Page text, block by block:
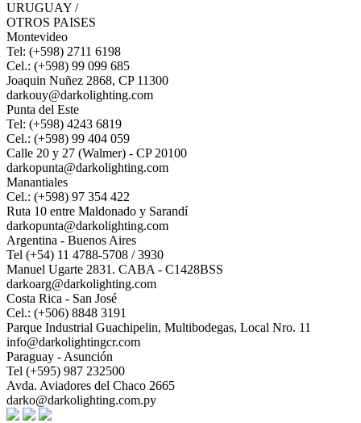
URUGUAY /
OTROS PAISES
Montevideo
Tel: (+598) 2711 6198
Cel.: (+598) 99 099 685
Joaquin Nuñez 2868, CP 11300
darkouy@darkolighting.com
Punta del Este
Tel: (+598) 4243 6819
Cel.: (+598) 99 404 059
Calle 20 y 27 (Walmer) - CP 20100
darkopunta@darkolighting.com
Manantiales
Cel.: (+598) 97 354 422
Ruta 10 entre Maldonado y Sarandí
darkopunta@darkolighting.com
Argentina - Buenos Aires
Tel (+54) 11 4788-5708 / 3930
Manuel Ugarte 2831. CABA - C1428BSS
darkoarg@darkolighting.com
Costa Rica - San José
Cel.: (+506) 8848 3191
Parque Industrial Guachipelin, Multibodegas, Local Nro. 11
info@darkolightingcr.com
Paraguay - Asunción
Tel (+595) 987 232500
Avda. Aviadores del Chaco 2665
darko@darkolighting.com.py